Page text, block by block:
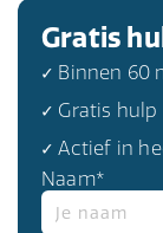
Gratis
✓ Binnen 60
✓ Gratis hulp
✓ Actief in
Naam*